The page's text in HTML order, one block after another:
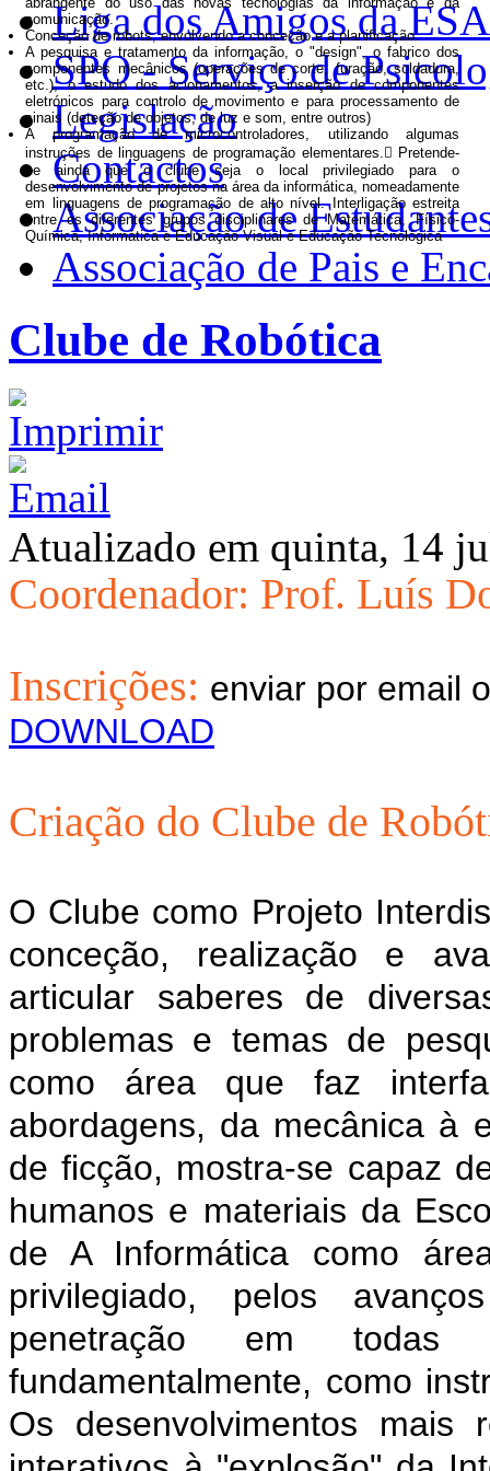
Liga dos Amigos da
SPO - Serviço de
Legislação
Contactos
Associação de
Associação de Pais e
Clube de Robótica
Atualizado em quinta, 14
Coordenador: Prof. Luís
Inscrições: enviar por email
DOWNLOAD
Criação do Clube de
O Clube como Projeto
conceção, realização e
articular saberes de
problemas e temas de
como área que faz
abordagens, da mecânica à
de ficção, mostra-se capaz
humanos e materiais da
de A Informática como
privilegiado, pelos
penetração em todas
fundamentalmente, como
Os desenvolvimentos mais
comunicação.
Conceção de robots, envolvendo a conceção e a planificação.
A pesquisa e tratamento da informação, o "design", o fabrico dos
componentes mecânicos (operações de corte, furação, soldadura,
etc.), o estudo dos acionamentos, a inserção de componentes
eletrónicos para controlo de movimento e para processamento de
sinais (deteção de objetos, de luz e som, entre outros)
A programação de microcontroladores, utilizando algumas
instruções de linguagens de programação elementares. Pretende-
se ainda que o clube seja o local privilegiado para o
desenvolvimento de projetos na área da informática, nomeadamente
em linguagens de programação de alto nível. Interligação estreita
entre os diferentes grupos disciplinares de Matemática, Físico-
Química, Informática e Educação Visual e Educação Tecnológica